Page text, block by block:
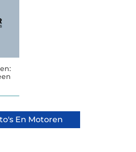
En Motoren